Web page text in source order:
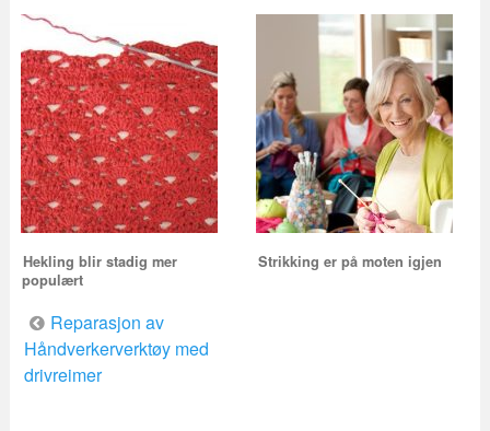
Hekling blir stadig mer
populært
Strikking er på moten igjen
Innleggsnavigering
Reparasjon av
Håndverkerverktøy med
drivreimer